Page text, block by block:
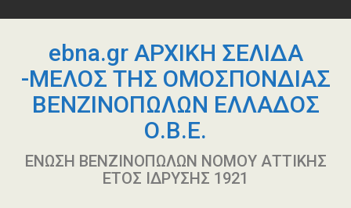
περιεχόμενοebna.gr ΑΡΧΙΚΗ ΣΕΛΙΔΑ
-ΜΕΛΟΣ ΤΗΣ ΟΜΟΣΠΟΝΔΙΑΣ
ΒΕΝΖΙΝΟΠΩΛΩΝ ΕΛΛΑΔΟΣ
Ο.Β.Ε.
ΕΝΩΣΗ ΒΕΝΖΙΝΟΠΩΛΩΝ ΝΟΜΟΥ ΑΤΤΙΚΗΣ
ΕΤΟΣ ΙΔΡΥΣΗΣ 1921